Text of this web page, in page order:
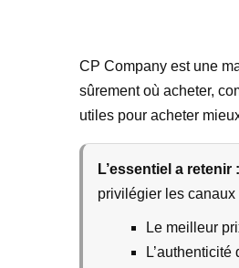
CP Company est une
sûrement où acheter,
utiles pour acheter
L’essentiel a retenir :
privilégier les canaux
Le meilleur